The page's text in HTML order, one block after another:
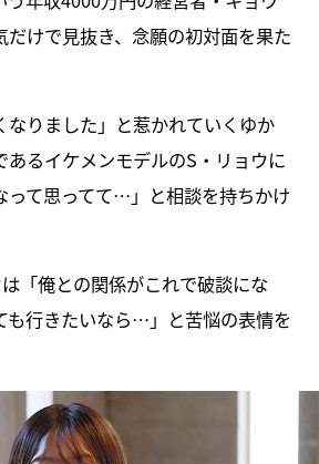
だけで見抜き、念願の初対面を果た
なりました」と惹かれていくゆか
あるイケメンモデルのS・リョウに
って思ってて…」と相談を持ちかけ
「俺との関係がこれで破談にな
も行きたいなら…」と苦悩の表情を